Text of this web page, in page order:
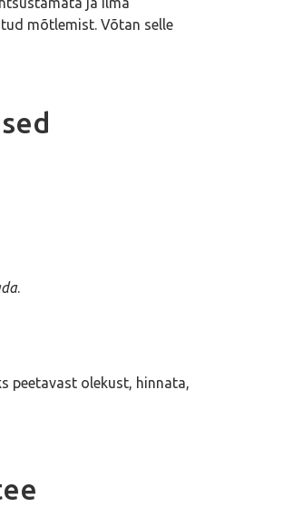
mõtlemist. Võtan selle
.
peetavast olekust, hinnata,